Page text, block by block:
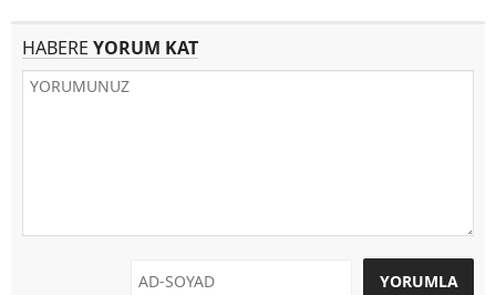
HABERE YORUM KAT